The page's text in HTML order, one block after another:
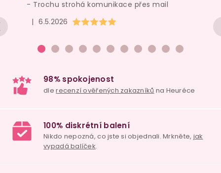
Hodnocení obchodu je 5 z 5 hvězdiček.
| 6.5.2026
- Trochu strohá komunikace přes mail